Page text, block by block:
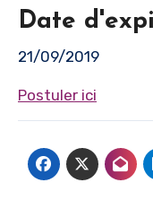
Date
21/09/2019
Postuler ici